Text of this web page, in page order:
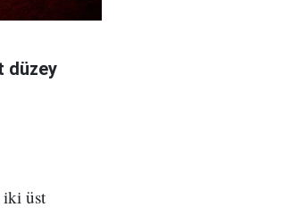
düzey
iki üst